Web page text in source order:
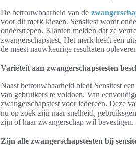
De betrouwbaarheid van de
voor dit merk kiezen. Sensitest wordt
onderstrepen. Klanten melden dat ze
zwangerschapstest. Het merk heeft een
de meest nauwkeurige resultaten
Variëteit aan zwangerschapstesten
Naast betrouwbaarheid biedt Sensitest
van gebruikers te voldoen. Van
zwangerschapstest voor iedereen. Deze
nu op zoek zijn naar snelheid,
zijn of haar zwangerschap wil bevestigen.
Zijn alle zwangerschapstesten bij